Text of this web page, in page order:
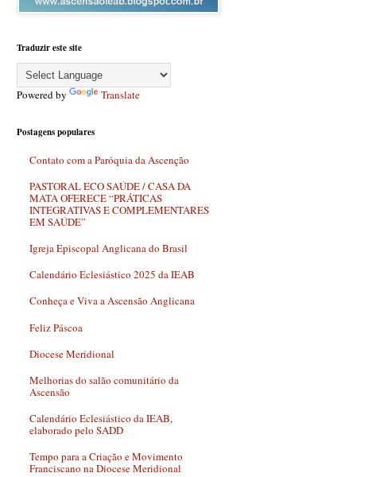
Traduzir este site
Powered by Translate
Postagens populares
Contato com a Paróquia da Ascenção
PASTORAL ECO SAÚDE / CASA DA
MATA OFERECE “PRÁTICAS
INTEGRATIVAS E COMPLEMENTARES
EM SAÚDE”
Igreja Episcopal Anglicana do Brasil
Calendário Eclesiástico 2025 da IEAB
Conheça e Viva a Ascensão Anglicana
Feliz Páscoa
Diocese Meridional
Melhorias do salão comunitário da
Ascensão
Calendário Eclesiástico da IEAB,
elaborado pelo SADD
Tempo para a Criação e Movimento
Franciscano na Diocese Meridional